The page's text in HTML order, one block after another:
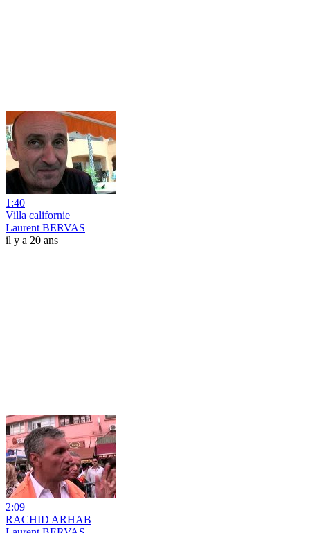
1:40
Villa californie
Laurent BERVAS
il y a 20 ans
2:09
RACHID ARHAB